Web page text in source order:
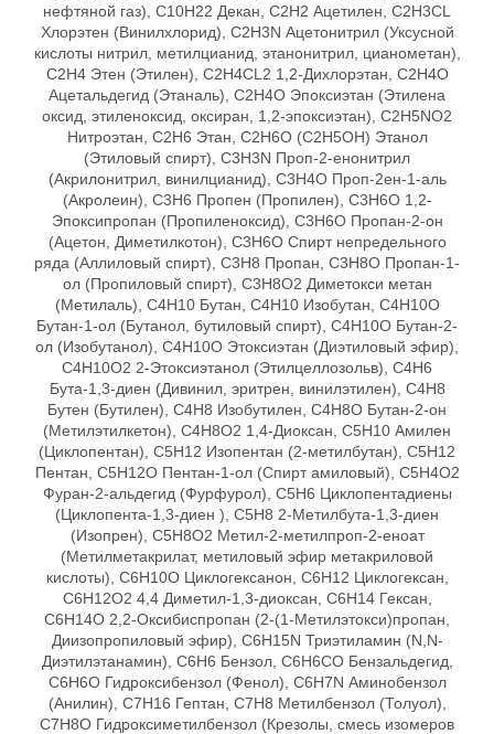
нефтяной газ), C10H22 Декан, C2H2 Ацетилен, C2H3CL
Хлорэтен (Винилхлорид), C2H3N Ацетонитрил (Уксусной
кислоты нитрил, метилцианид, этанонитрил, цианометан),
C2H4 Этен (Этилен), C2H4CL2 1,2-Дихлорэтан, C2H4O
Ацетальдегид (Этаналь), C2H4O Эпоксиэтан (Этилена
оксид, этиленоксид, оксиран, 1,2-эпоксиэтан), C2H5NO2
Нитроэтан, C2H6 Этан, C2H6O (C2H5OH) Этанол
(Этиловый спирт), C3H3N Проп-2-енонитрил
(Акрилонитрил, винилцианид), C3H4O Проп-2ен-1-аль
(Акролеин), C3H6 Пропен (Пропилен), C3H6O 1,2-
Эпоксипропан (Пропиленоксид), C3H6O Пропан-2-он
(Ацетон, Диметилкотон), C3H6O Спирт непредельного
ряда (Аллиловый спирт), C3H8 Пропан, C3H8O Пропан-1-
ол (Пропиловый спирт), C3H8O2 Диметокси метан
(Метилаль), C4H10 Бутан, C4H10 Изобутан, C4H10O
Бутан-1-ол (Бутанол, бутиловый спирт), C4H10O Бутан-2-
ол (Изобутанол), C4H10O Этоксиэтан (Диэтиловый эфир),
C4H10O2 2-Этоксиэтанол (Этилцеллозольв), C4H6
Бута-1,3-диен (Дивинил, эритрен, винилэтилен), C4H8
Бутен (Бутилен), C4H8 Изобутилен, C4H8O Бутан-2-он
(Метилэтилкетон), C4Н8O2 1,4-Диоксан, C5H10 Амилен
(Циклопентан), C5H12 Изопентан (2-метилбутан), C5H12
Пентан, C5H12O Пентан-1-ол (Спирт амиловый), C5H4O2
Фуран-2-альдегид (Фурфурол), C5H6 Циклопентадиены
(Циклопента-1,3-диен ), C5H8 2-Метилбута-1,3-диен
(Изопрен), C5Н8О2 Метил-2-метилпроп-2-еноат
(Метилметакрилат, метиловый эфир метакриловой
кислоты), C6H10O Циклогексанон, C6H12 Циклогексан,
C6H12O2 4,4 Диметил-1,3-диоксан, C6H14 Гексан,
C6H14О 2,2-Оксибиспропан (2-(1-Метилэтокси)пропан,
Диизопропиловый эфир), C6H15N Триэтиламин (N,N-
Диэтилэтанамин), C6H6 Бензол, C6H6CO Бензальдегид,
C6H6O Гидроксибензол (Фенол), C6H7N Аминобензол
(Анилин), C7H16 Гептан, C7H8 Метилбензол (Толуол),
C7Н8О Гидроксиметилбензол (Крезолы, смесь изомеров